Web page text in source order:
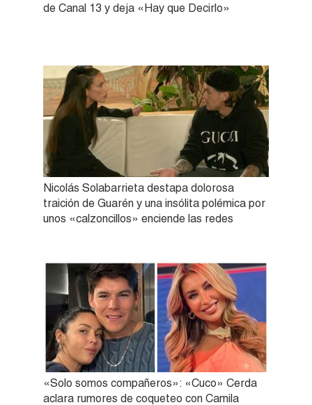
de Canal 13 y deja «Hay que Decirlo»
Nicolás Solabarrieta destapa dolorosa
traición de Guarén y una insólita polémica por
unos «calzoncillos» enciende las redes
«Solo somos compañeros»: «Cuco» Cerda
aclara rumores de coqueteo con Camila